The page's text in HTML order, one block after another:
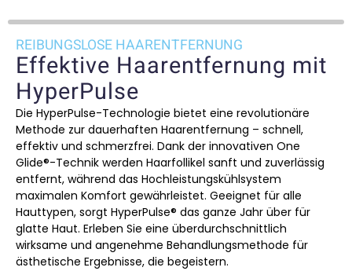
REIBUNGSLOSE HAARENTFERNUNG
Effektive Haarentfernung mit
HyperPulse
Die HyperPulse-Technologie bietet eine revolutionäre
Methode zur dauerhaften Haarentfernung – schnell,
effektiv und schmerzfrei. Dank der innovativen One
Glide®-Technik werden Haarfollikel sanft und zuverlässig
entfernt, während das Hochleistungskühlsystem
maximalen Komfort gewährleistet. Geeignet für alle
Hauttypen, sorgt HyperPulse® das ganze Jahr über für
glatte Haut. Erleben Sie eine überdurchschnittlich
wirksame und angenehme Behandlungsmethode für
ästhetische Ergebnisse, die begeistern.